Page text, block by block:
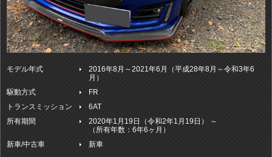
モデル年式
2016年8月～2021年6月（平成28年8月～令和3年6
月）
駆動方式
FR
トランスミッション
6AT
所有期間
2020年1月19日（令和2年1月19日） ～
（所有年数：6年6ヶ月）
新車/中古車
新車